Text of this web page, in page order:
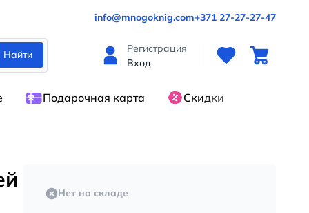
info@mnogoknig.com+371 27-27-27-47
Найти
Регистрация
Вход
Подарочная карта Скидки
Нет на складе